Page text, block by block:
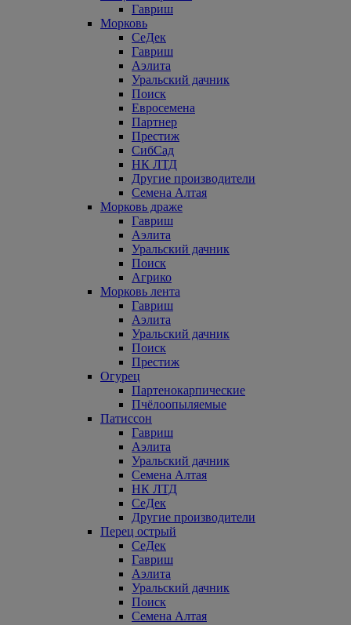
Гавриш
Морковь
СеДек
Гавриш
Аэлита
Уральский дачник
Поиск
Евросемена
Партнер
Престиж
СибСад
НК ЛТД
Другие производители
Семена Алтая
Морковь драже
Гавриш
Аэлита
Уральский дачник
Поиск
Агрико
Морковь лента
Гавриш
Аэлита
Уральский дачник
Поиск
Престиж
Огурец
Партенокарпические
Пчёлоопыляемые
Патиссон
Гавриш
Аэлита
Уральский дачник
Семена Алтая
НК ЛТД
СеДек
Другие производители
Перец острый
СеДек
Гавриш
Аэлита
Уральский дачник
Поиск
Семена Алтая